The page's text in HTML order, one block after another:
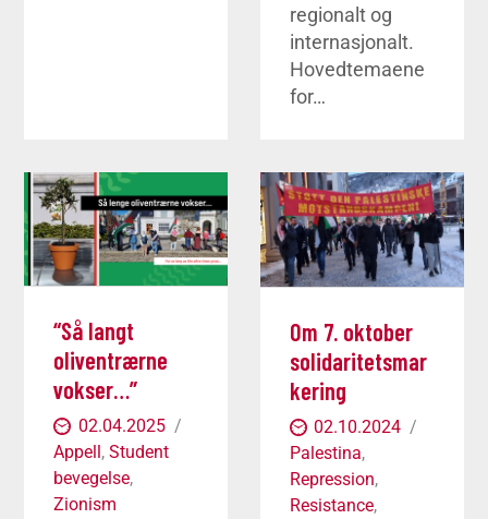
regionalt og
internasjonalt.
Hovedtemaene
for…
“Så langt
oliventrærne
vokser…”
02.04.2025
Appell ,Student
bevegelse,
Zionism
Om 7. oktober
solidaritetsmar
kering
02.10.2024
Palestina,
Repression,
Resistance,